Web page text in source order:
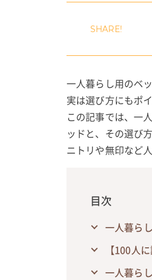
一人暮らし用のベ
実は選び方にもポ
この記事では、一
ッドと、その選び
ニトリや無印など
目次
一人暮ら
【100人
一人暮ら